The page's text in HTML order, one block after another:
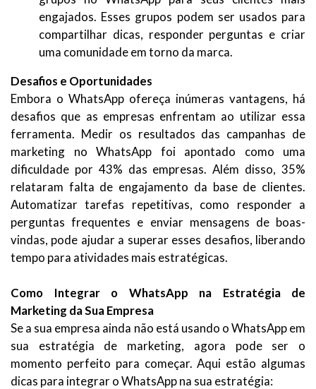
engajados. Esses grupos podem ser usados para
compartilhar dicas, responder perguntas e criar
uma comunidade em torno da marca.
Desafios e Oportunidades
Embora o WhatsApp ofereça inúmeras vantagens, há
desafios que as empresas enfrentam ao utilizar essa
ferramenta. Medir os resultados das campanhas de
marketing no WhatsApp foi apontado como uma
dificuldade por 43% das empresas. Além disso, 35%
relataram falta de engajamento da base de clientes.
Automatizar tarefas repetitivas, como responder a
perguntas frequentes e enviar mensagens de boas-
vindas, pode ajudar a superar esses desafios, liberando
tempo para atividades mais estratégicas.
Como Integrar o WhatsApp na Estratégia de
Marketing da Sua Empresa
Se a sua empresa ainda não está usando o WhatsApp em
sua estratégia de marketing, agora pode ser o
momento perfeito para começar. Aqui estão algumas
dicas para integrar o WhatsApp na sua estratégia: